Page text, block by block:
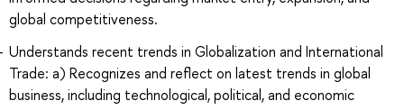
global competitiveness.
Understands recent trends in Globalization and International
Trade: a) Recognizes and reflect on latest trends in global
business, including technological, political, and economic